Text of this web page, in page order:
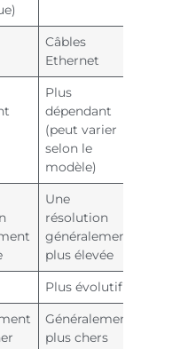
Câbles
Ethernet
Plus
dépendant
(peut varier
selon le
modèle)
Une
résolution
généralement
plus élevée
Plus évolutif
Généralement
plus chers